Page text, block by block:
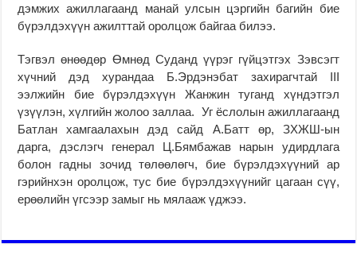
дэмжих ажиллагаанд манай улсын цэргийн багийн бие
бүрэлдэхүүн ажилттай оролцож байгаа билээ.
Тэгвэл өнөөдөр Өмнөд Суданд үүрэг гүйцэтгэх Зэвсэгт
хүчний дэд хурандаа Б.Эрдэнэбат захирагчтай III
ээлжийн бие бүрэлдэхүүн Жанжин туганд хүндэтгэл
үзүүлэн, хүлгийн жолоо заллаа. Уг ёслолын ажиллагаанд
Батлан хамгаалахын дэд сайд А.Батт өр, ЗХЖШ-ын
дарга, дэслэгч генерал Ц.Бямбажав нарын удирдлага
болон гадны зочид төлөөлөгч, бие бүрэлдэхүүний ар
гэрийнхэн оролцож, тус бие бүрэлдэхүүнийг цагаан сүү,
ерөөлийн үгсээр замыг нь мялааж үджээ.